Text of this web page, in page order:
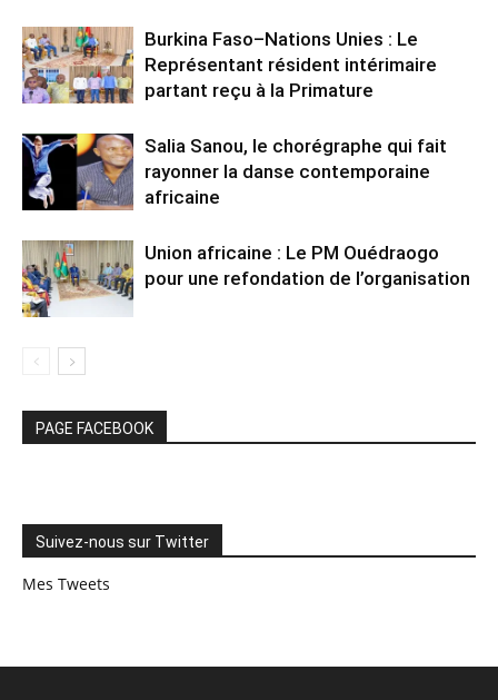
Burkina Faso–Nations Unies : Le
Représentant résident intérimaire
partant reçu à la Primature
Salia Sanou, le chorégraphe qui fait
rayonner la danse contemporaine
africaine
Union africaine : Le PM Ouédraogo
pour une refondation de l’organisation
PAGE FACEBOOK
Suivez-nous sur Twitter
Mes Tweets